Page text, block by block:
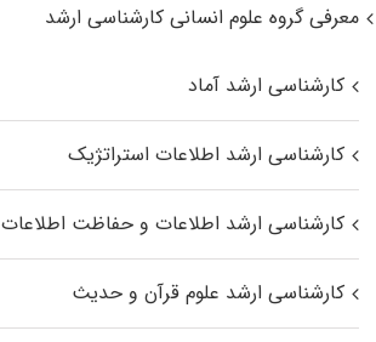
معرفی گروه علوم انسانی کارشناسی ارشد
کارشناسی ارشد آماد
کارشناسی ارشد اطلاعات استراتژیک
کارشناسی ارشد اطلاعات و حفاظت اطلاعات
کارشناسی ارشد علوم قرآن و حدیث